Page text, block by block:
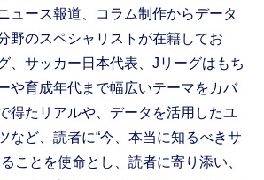
ュース報道、コラム制作からデータ
野のスペシャリストが在籍してお
、サッカー日本代表、Jリーグはもち
や育成年代まで幅広いテーマをカバ
得たリアルや、データを活用したユ
など、読者に“今、本当に知るべきサ
ことを使命とし、読者に寄り添い、